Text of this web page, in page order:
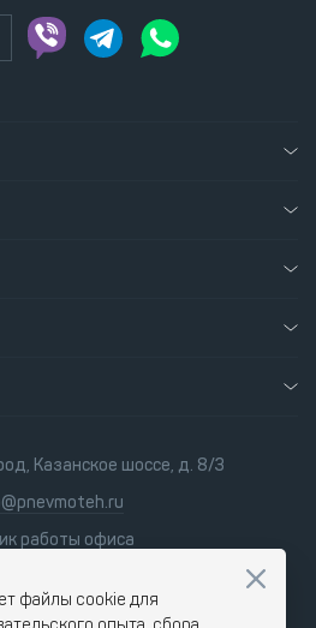
Казанское шоссе, д. 8/3
работы офиса
вс 9:00 - 18:00
файлы cookie для